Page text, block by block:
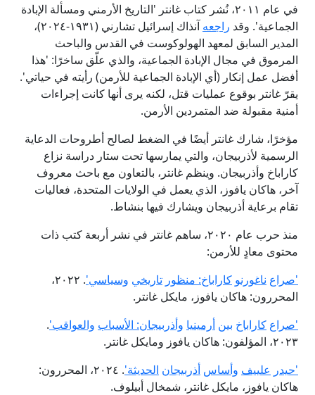
في عام ٢٠١١، نُشر كتاب غانتر 'التاريخ الأرمني ومسألة الإبادة
الجماعية'. وقد راجعه
آنذاك إسرائيل تشارني (١٩٣١-٢٠٢٤)،
المدير السابق لمعهد الهولوكوست في القدس والباحث
المرموق في مجال الإبادة الجماعية، والذي علّق ساخرًا: 'هذا
أفضل عمل إنكار (أي الإبادة الجماعية للأرمن) رأيته في حياتي'.
يقرّ غانتر بوقوع عمليات قتل، لكنه يرى أنها كانت إجراءات
أمنية مقبولة ضد المتمردين الأرمن.
مؤخرًا، شارك غانتر أيضًا في الضغط لصالح أطروحات الدعاية
الرسمية لأذربيجان، والتي يمارسها تحت ستار دراسة نزاع
كاراباخ وأذربيجان. وينظم غانتر، بالتعاون مع باحث معروف
آخر، هاكان يافوز، الذي يعمل في الولايات المتحدة، فعاليات
تقام برعاية أذربيجان ويشارك فيها بنشاط.
منذ حرب عام ٢٠٢٠، ساهم غانتر في نشر أربعة كتب ذات
محتوى معادٍ للأرمن:
'صراع ناغورنو كاراباخ: منظور تاريخي وسياسي'
. ٢٠٢٢،
المحررون: هاكان يافوز، مايكل غانتر.
'صراع كاراباخ بين أرمينيا وأذربيجان: الأسباب والعواقب'
.
٢٠٢٣، المؤلفون: هاكان يافوز ومايكل غانتر.
'حيدر علييف وأساس أذربيجان الحديثة'
. ٢٠٢٤، المحررون:
هاكان يافوز، مايكل غانتر، شمخال أبيلوف.